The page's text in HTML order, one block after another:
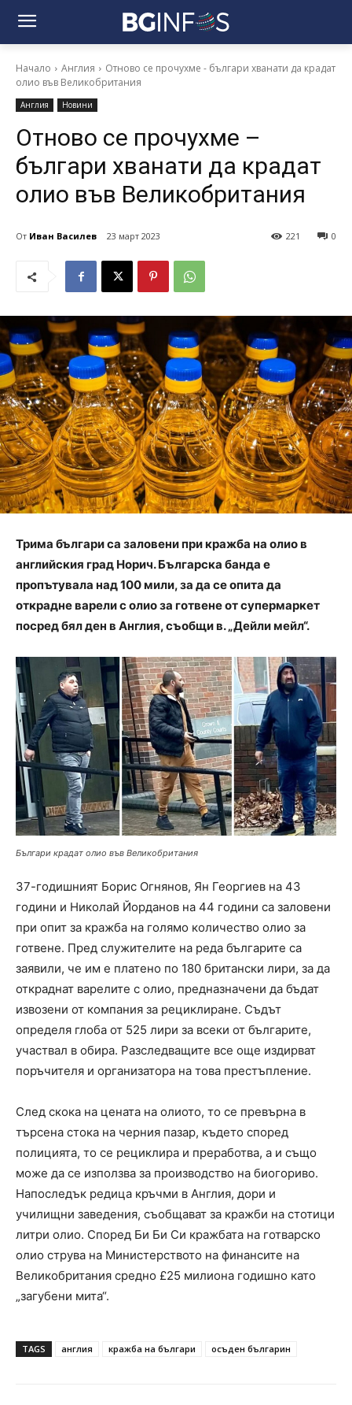
Начало Англия
Отново се прочухме - българи хванати да крадат
олио във Великобритания
Англия Новини
Отново се прочухме –
българи хванати да крадат
олио във Великобритания
От Иван Василев 23 март 2023 0
221
Трима българи са заловени при кражба на олио в
английския град Норич. Българска банда е
пропътувала над 100 мили, за да се опита да
открадне варели с олио за готвене от супермаркет
посред бял ден в Англия, съобщи в. „Дейли мейл“.
Българи крадат олио във Великобритания
37-годишният Борис Огнянов, Ян Георгиев на 43
години и Николай Йорданов на 44 години са заловени
при опит за кражба на голямо количество олио за
готвене. Пред служителите на реда българите са
заявили, че им е платено по 180 британски лири, за да
откраднат варелите с олио, предназначени да бъдат
извозени от компания за рециклиране. Съдът
определя глоба от 525 лири за всеки от българите,
участвал в обира. Разследващите все още издирват
поръчителя и организатора на това престъпление.
След скока на цената на олиото, то се превърна в
търсена стока на черния пазар, където според
полицията, то се рециклира и преработва, а и също
може да се използва за производство на биогориво.
Напоследък редица кръчми в Англия, дори и
училищни заведения, съобщават за кражби на стотици
литри олио. Според Би Би Си кражбата на готварско
олио струва на Министерството на финансите на
Великобритания средно £25 милиона годишно като
„загубени мита“.
TAGS англия кражба на българи осъден българин